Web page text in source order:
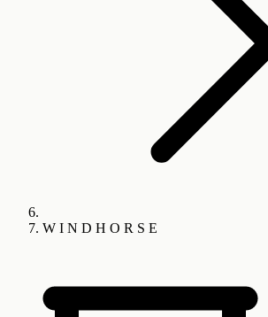
W I N D H O R S E